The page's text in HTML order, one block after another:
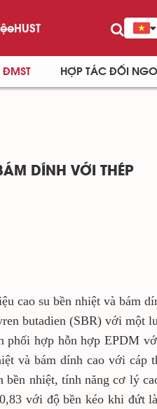
eHUST
ĐMST HỢP TÁC ĐỐI
DÍNH VỚI THÉP
cao su bền nhiệt và bám
butadien (SBR) với một
hợp hỗn hợp EPDM
và bám dính cao với cáp
nhiệt, tính năng cơ lý
với độ bền kéo khi đứt